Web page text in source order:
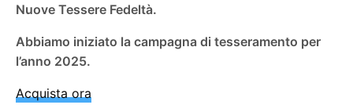
Nuove Tessere Fedeltà.
Abbiamo iniziato la campagna di tesseramento per
l’anno 2025.
Acquista ora